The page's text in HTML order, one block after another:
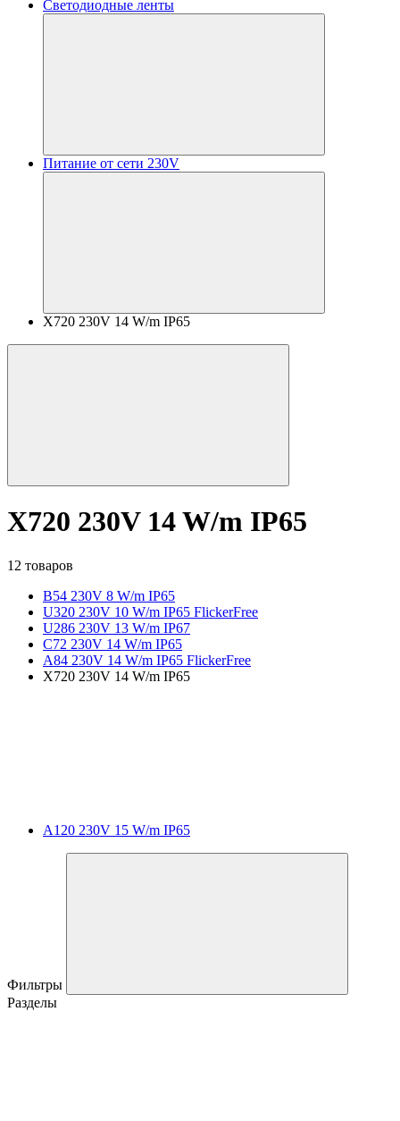
Светодиодные ленты
Питание от сети 230V
X720 230V 14 W/m IP65
X720 230V 14 W/m IP65
12 товаров
B54 230V 8 W/m IP65
U320 230V 10 W/m IP65 FlickerFree
U286 230V 13 W/m IP67
C72 230V 14 W/m IP65
A84 230V 14 W/m IP65 FlickerFree
X720 230V 14 W/m IP65
A120 230V 15 W/m IP65
Фильтры
Разделы